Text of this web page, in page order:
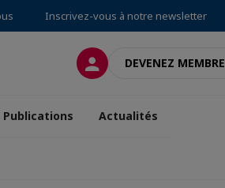
Inscrivez-vous à notre newsletter
CONNEXIONDEVENEZ MEMBRE
Publications Actualités